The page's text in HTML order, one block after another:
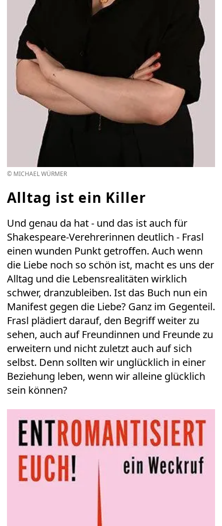
© MICHAEL WÜRMER
Alltag ist ein Killer
Und genau da hat - und das ist auch für
Shakespeare-Verehrerinnen deutlich - Frasl
einen wunden Punkt getroffen. Auch wenn
die Liebe noch so schön ist, macht es uns der
Alltag und die Lebensrealitäten wirklich
schwer, dranzubleiben. Ist das Buch nun ein
Manifest gegen die Liebe? Ganz im Gegenteil.
Frasl plädiert darauf, den Begriff weiter zu
sehen, auch auf Freundinnen und Freunde zu
erweitern und nicht zuletzt auch auf sich
selbst. Denn sollten wir unglücklich in einer
Beziehung leben, wenn wir alleine glücklich
sein können?